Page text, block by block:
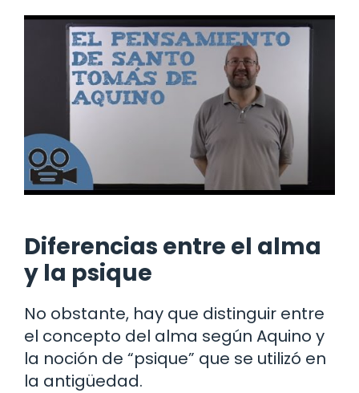
Diferencias entre el alma
y la psique
No obstante, hay que distinguir entre
el concepto del alma según Aquino y
la noción de “psique” que se utilizó en
la antigüedad.